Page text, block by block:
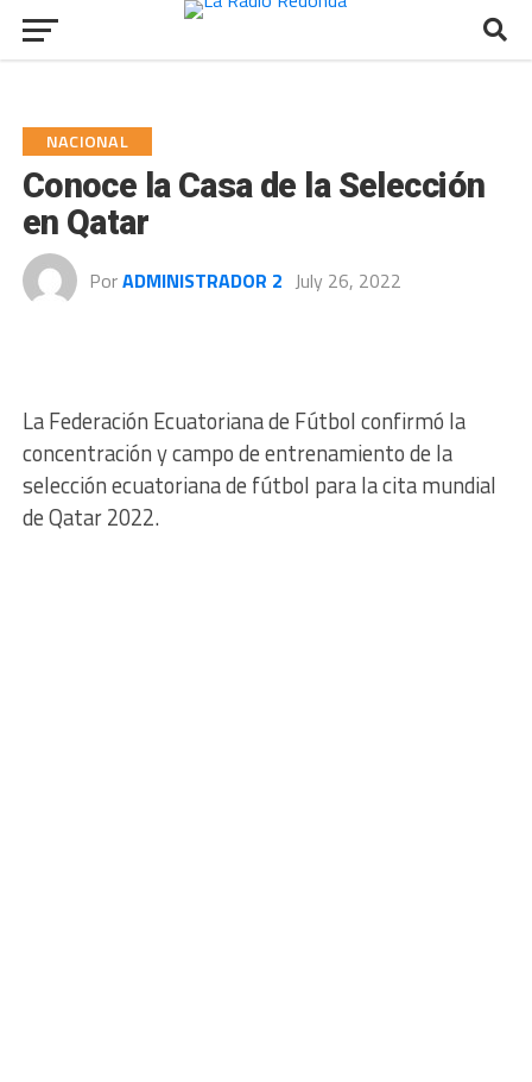
NACIONAL
Conoce la Casa de la Selección
en Qatar
PorADMINISTRADOR 2 July 26, 2022
La Federación Ecuatoriana de Fútbol confirmó la
concentración y campo de entrenamiento de la
selección ecuatoriana de fútbol para la cita mundial
de Qatar 2022.